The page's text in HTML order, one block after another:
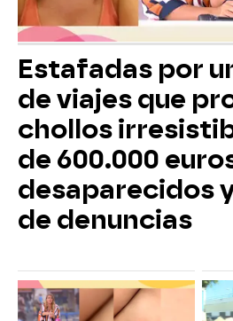
Estafadas por
de viajes que
chollos
de 600.000
desaparecidos
de denuncias